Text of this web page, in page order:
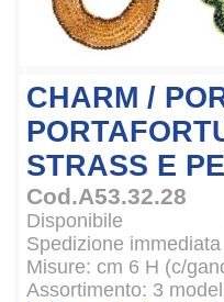
CHARM /
STRASS E
Cod.A53.32.28
Disponibile
Spedizione immediata
Misure: cm 6 H (c/
Assortimento: 3